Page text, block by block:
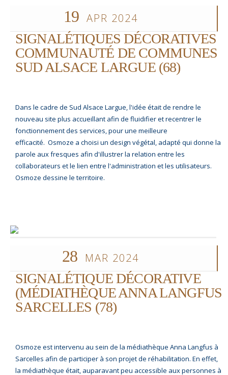
19 APR 2024
SIGNALÉTIQUES DÉCORATIVES
COMMUNAUTÉ DE COMMUNES
SUD ALSACE LARGUE (68)
Dans le cadre de Sud Alsace Largue, l'idée était de rendre le
nouveau site plus accueillant afin de fluidifier et recentrer le
fonctionnement des services, pour une meilleure
efficacité. Osmoze a choisi un design végétal, adapté qui donne la
parole aux fresques afin d'illustrer la relation entre les
collaborateurs et le lien entre l'administration et les utilisateurs.
Osmoze dessine le territoire.
28 MAR 2024
SIGNALÉTIQUE DÉCORATIVE
(MÉDIATHÈQUE ANNA LANGFUS
SARCELLES (78)
Osmoze est intervenu au sein de la médiathèque Anna Langfus à
Sarcelles afin de participer à son projet de réhabilitation. En effet,
la médiathèque était, auparavant peu accessible aux personnes à